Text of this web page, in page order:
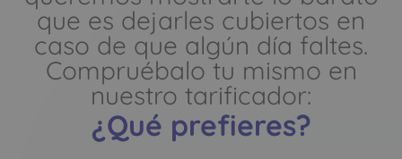
que es dejarles cubiertos en
caso de que algún día faltes.
Compruébalo tu mismo en
nuestro tarificador:
¿Qué prefieres?